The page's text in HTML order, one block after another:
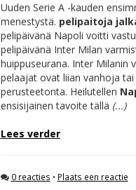
Uuden Serie A -kauden
menestystä. pelipaitoja
pelipäivänä Napoli voitti
pelipäivänä Inter Milan
huippuseurana. Inter
pelaajat ovat liian vanhoja
perusteetonta. Heilutellen
ensisijainen tavoite tällä (...)
Lees verder
0 reacties • Plaats een reactie